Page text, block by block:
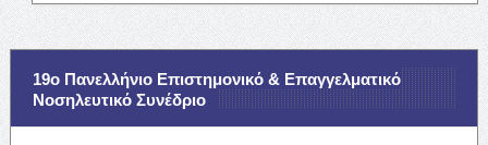
19ο Πανελλήνιο Επιστημονικό & Επαγγελματικό
Νοσηλευτικό Συνέδριο